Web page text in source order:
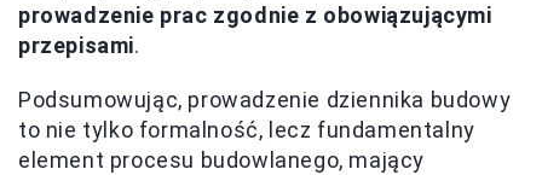
prowadzenie prac zgodnie z obowiązującymi
przepisami.
Podsumowując, prowadzenie dziennika budowy
to nie tylko formalność, lecz fundamentalny
element procesu budowlanego, mający